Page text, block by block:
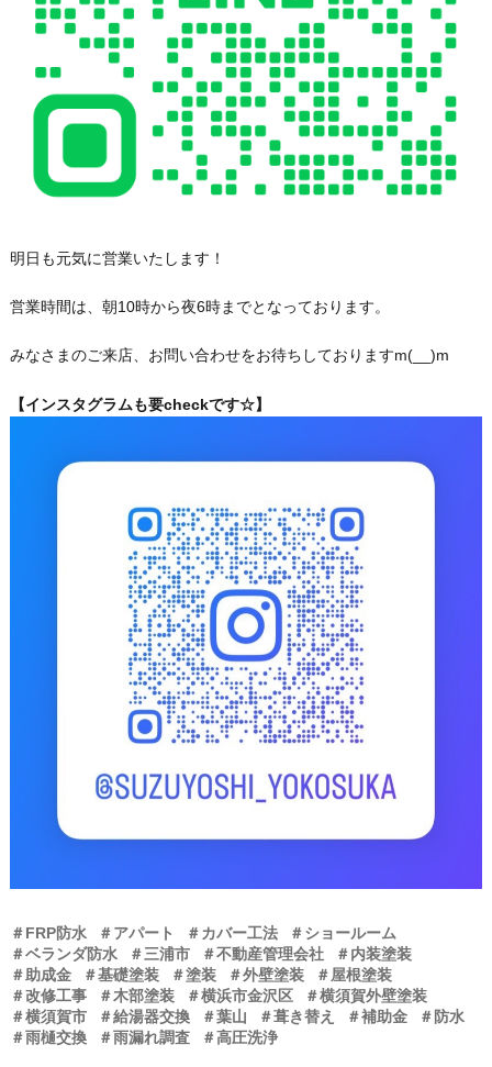
明日も元気に営業いたします！
営業時間は、朝10時から夜6時までとなっております。
みなさまのご来店、お問い合わせをお待ちしておりますm(__)m
【インスタグラムも要checkです☆】
＃FRP防水 ＃アパート ＃カバー工法
＃ショールーム
＃ベランダ防水
＃三浦市 ＃不動産管理会社
＃内装塗装
＃助成金
＃基礎塗装 ＃塗装 ＃外壁塗装
＃屋根塗装
＃改修工事
＃木部塗装 ＃横浜市金沢区
＃横須賀外壁塗装
＃横須賀市
＃給湯器交換 ＃葉山 ＃葺き替え ＃補助金
＃防水
＃雨樋交換
＃雨漏れ調査 ＃高圧洗浄